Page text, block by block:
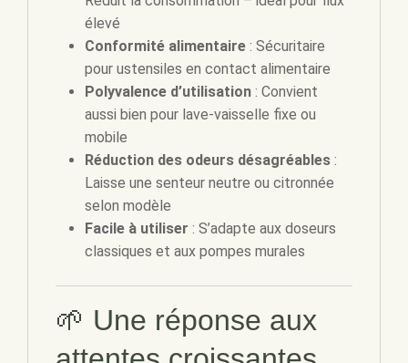
élevé
Conformité alimentaire : Sécuritaire
pour ustensiles en contact alimentaire
Polyvalence d’utilisation : Convient
aussi bien pour lave-vaisselle fixe ou
mobile
Réduction des odeurs désagréables :
Laisse une senteur neutre ou citronnée
selon modèle
Facile à utiliser : S’adapte aux doseurs
classiques et aux pompes murales
🌱 Une réponse aux